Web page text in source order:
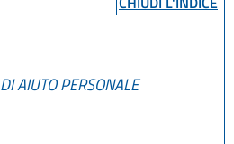
AIUTO PERSONALE